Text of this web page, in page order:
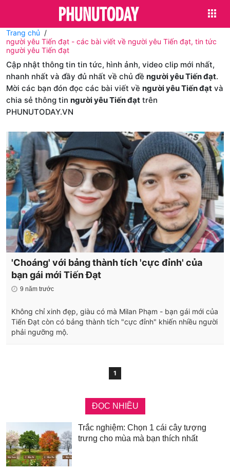
Trang chủ
người yêu Tiến đạt - các bài viết về người yêu Tiến đạt, tin tức
người yêu Tiến đạt
Cập nhật thông tin tin tức, hình ảnh, video clip mới nhất,
nhanh nhất và đầy đủ nhất về chủ đề người yêu Tiến đạt.
Mời các bạn đón đọc các bài viết về người yêu Tiến đạt và
chia sẻ thông tin người yêu Tiến đạt trên
PHUNUTODAY.VN
'Choáng' với bảng thành tích 'cực đỉnh' của
bạn gái mới Tiến Đạt
9 năm trước
Không chỉ xinh đẹp, giàu có mà Milan Phạm - bạn gái mới của
Tiến Đạt còn có bảng thành tích "cực đỉnh" khiến nhiều người
phải ngưỡng mộ.
1
ĐỌC NHIỀU
Trắc nghiệm: Chọn 1 cái cây tượng
trưng cho mùa mà bạn thích nhất